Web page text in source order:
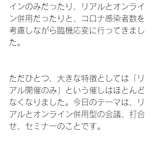
インのみだったり、リアルとオンライ
ン併用だったりと、コロナ感染者数を
考慮しながら臨機応変に行ってきまし
た。
ただひとつ、大きな特徴としては「リ
アル開催のみ」という催しはほとんど
なくなりました。今日のテーマは、リ
アルとオンライン併用型の会議、打合
せ、セミナーのことです。